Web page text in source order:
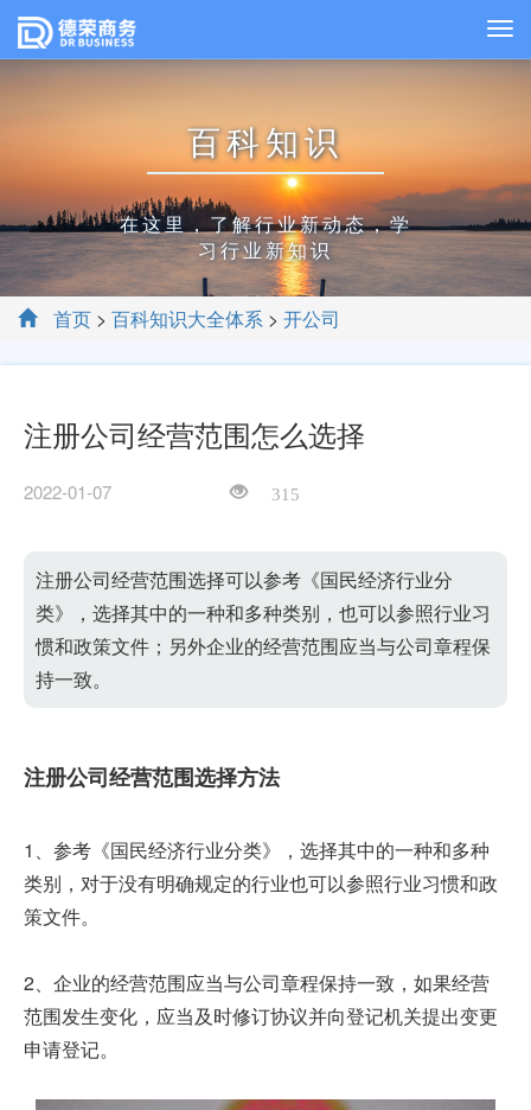
百科知识
在这里，了解行业新动态，学
习行业新知识
首页 > 百科知识大全体系 > 开公司
注册公司经营范围怎么选择
2022-01-07 315
注册公司经营范围选择可以参考《国民经济行业分
类》，选择其中的一种和多种类别，也可以参照行业习
惯和政策文件；另外企业的经营范围应当与公司章程保
持一致。
注册公司经营范围选择方法
1、参考《国民经济行业分类》，选择其中的一种和多种
类别，对于没有明确规定的行业也可以参照行业习惯和政
策文件。
2、企业的经营范围应当与公司章程保持一致，如果经营
范围发生变化，应当及时修订协议并向登记机关提出变更
申请登记。